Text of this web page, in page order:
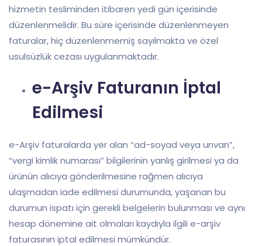
hizmetin tesliminden itibaren yedi gün içerisinde
düzenlenmelidir. Bu süre içerisinde düzenlenmeyen
faturalar, hiç düzenlenmemiş sayılmakta ve özel
usulsüzlük cezası uygulanmaktadır.
e-Arşiv Faturanın İptal
Edilmesi
e-Arşiv faturalarda yer alan “ad-soyad veya unvan”,
“vergi kimlik numarası” bilgilerinin yanlış girilmesi ya da
ürünün alıcıya gönderilmesine rağmen alıcıya
ulaşmadan iade edilmesi durumunda, yaşanan bu
durumun ispatı için gerekli belgelerin bulunması ve aynı
hesap dönemine ait olmaları kaydıyla ilgili e-arşiv
faturasının iptal edilmesi mümkündür.